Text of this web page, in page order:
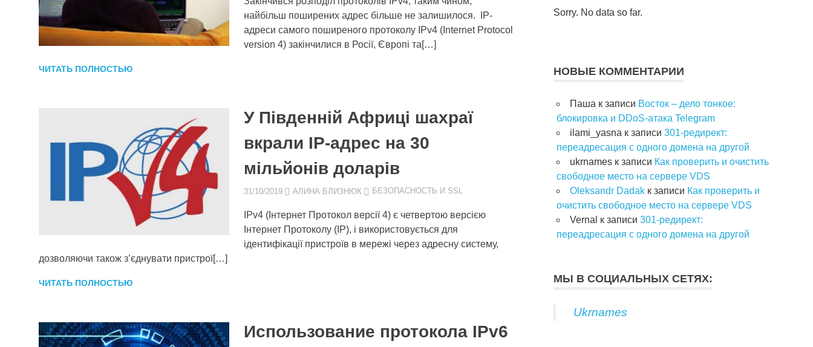
найбільш поширених адрес більше не залишилося. IP-
адреси самого поширеного протоколу IPv4 (Internet Protocol
version 4) закінчилися в Росії, Європі та[…]
ЧИТАТЬ ПОЛНОСТЬЮ
У Південній Африці шахраї
вкрали IP-адрес на 30
мільйонів доларів
31/10/2019 АЛИНА БЛИЗНЮК БЕЗОПАСНОСТЬ И SSL
IPv4 (Інтернет Протокол версії 4) є четвертою версією
Інтернет Протоколу (IP), і використовується для
ідентифікації пристроїв в мережі через адресну систему,
дозволяючи також з’єднувати пристрої[…]
ЧИТАТЬ ПОЛНОСТЬЮ
Использование протокола IPv6
Sorry. No data so far.
НОВЫЕ КОММЕНТАРИИ
Паша к записи Восток – дело тонкое:
блокировка и DDoS-атака Telegram
ilami_yasna к записи 301-редирект:
переадресация с одного домена на другой
ukrnames к записи Как проверить и очистить
свободное место на сервере VDS
Oleksandr Dadak к записи Как проверить и
очистить свободное место на сервере VDS
Vernal к записи 301-редирект:
переадресация с одного домена на другой
МЫ В СОЦИАЛЬНЫХ СЕТЯХ:
Ukrnames